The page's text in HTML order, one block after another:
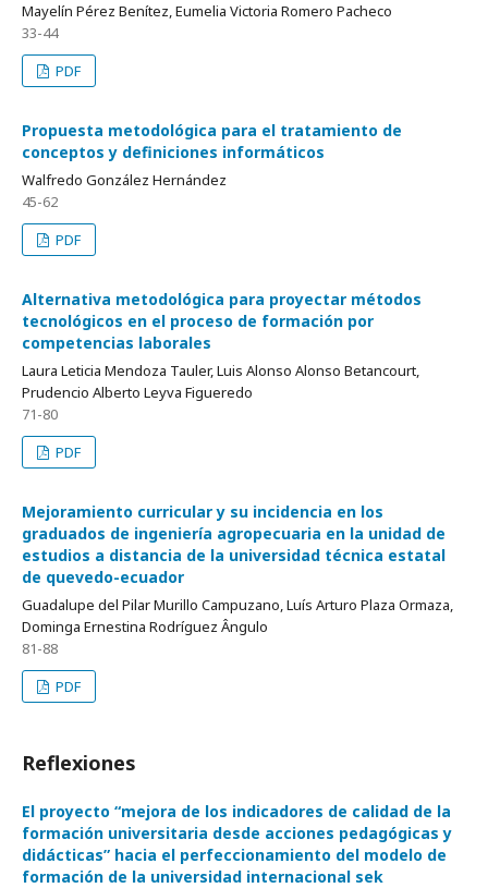
Mayelín Pérez Benítez, Eumelia Victoria Romero Pacheco
33-44
PDF
Propuesta metodológica para el tratamiento de
conceptos y definiciones informáticos
Walfredo González Hernández
45-62
PDF
Alternativa metodológica para proyectar métodos
tecnológicos en el proceso de formación por
competencias laborales
Laura Leticia Mendoza Tauler, Luis Alonso Alonso Betancourt,
Prudencio Alberto Leyva Figueredo
71-80
PDF
Mejoramiento curricular y su incidencia en los
graduados de ingeniería agropecuaria en la unidad de
estudios a distancia de la universidad técnica estatal
de quevedo-ecuador
Guadalupe del Pilar Murillo Campuzano, Luís Arturo Plaza Ormaza,
Dominga Ernestina Rodríguez Ângulo
81-88
PDF
Reflexiones
El proyecto “mejora de los indicadores de calidad de la
formación universitaria desde acciones pedagógicas y
didácticas” hacia el perfeccionamiento del modelo de
formación de la universidad internacional sek